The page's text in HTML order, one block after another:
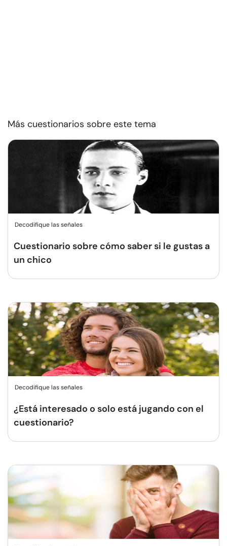
Más cuestionarios sobre este tema
Decodifique las señales
Cuestionario sobre cómo saber si le gustas a
un chico
Decodifique las señales
¿Está interesado o solo está jugando con el
cuestionario?